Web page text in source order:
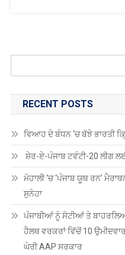
ਚੋਰੀ,
ਦੇ
ਨਕਦੀ
ਚੁਰਾਈ
RECENT POSTS
ਵਿਆਹ ਦੇ ਬੰਧਨ ‘ਚ ਬੱਝੇ ਭਾਰਤੀ
ਸ਼ੇਰ-ਏ-ਪੰਜਾਬ ਟਵੰਟੀ-20 ਲੀਗ
ਮੋਹਾਲੀ ‘ਚ ‘ਪੰਜਾਬ ਯੂਥ ਰਨ’
ਸੁਨੇਹਾ
ਪੰਜਾਬੀਆਂ ਨੂੰ ਸੋਟੀਆਂ ਤੇ
ਹੈਲਥ ਵਰਕਰਾਂ ਵਿੱਚੋਂ 10
ਘੇਰੀ AAP ਸਰਕਾਰ